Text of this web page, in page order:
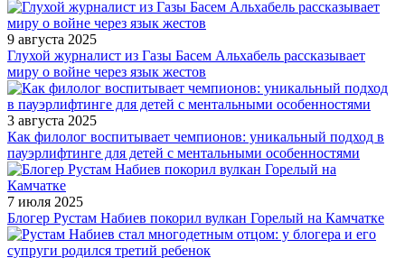
9 августа 2025
Глухой журналист из Газы Басем Альхабель рассказывает
миру о войне через язык жестов
3 августа 2025
Как филолог воспитывает чемпионов: уникальный подход в
пауэрлифтинге для детей с ментальными особенностями
7 июля 2025
Блогер Рустам Набиев покорил вулкан Горелый на Камчатке